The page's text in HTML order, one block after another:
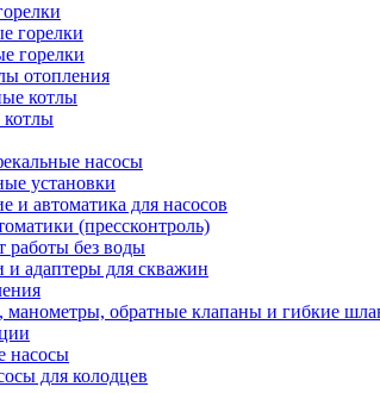
горелки
горелки
отопления
котлы
котлы
насосы
установки
и автоматика для насосов
(прессконтроль)
работы без воды
и адаптеры для скважин
обратные клапаны и гибкие
насосы
для колодцев